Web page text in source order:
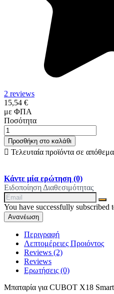
2 reviews
15,54 €
με ΦΠΑ
Ποσότητα
Προσθήκη στο καλάθι
 Τελευταία προϊόντα σε απόθεμα
Κάντε μία ερώτηση (0)
Ειδοποίηση Διαθεσιμότητας
You have successfully subscribed
Περιγραφή
Λεπτομέρειες Προιόντος
Reviews (2)
Reviews
Ερωτήσεις (0)
Μπαταρία για CUBOT X18